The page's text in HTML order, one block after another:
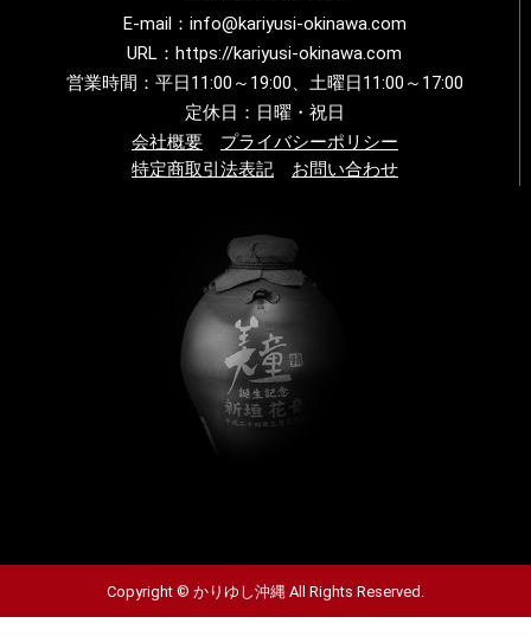
E-mail：info@kariyusi-okinawa.com
URL：https://kariyusi-okinawa.com
営業時間：平日11:00～19:00、土曜日11:00～17:00
定休日：日曜・祝日
会社概要
プライバシーポリシー
特定商取引法表記
お問い合わせ
Copyright © かりゆし沖縄 All Rights Reserved.